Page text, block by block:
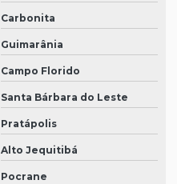
Carbonita
Guimarânia
Campo Florido
Santa Bárbara do Leste
Pratápolis
Alto Jequitibá
Pocrane